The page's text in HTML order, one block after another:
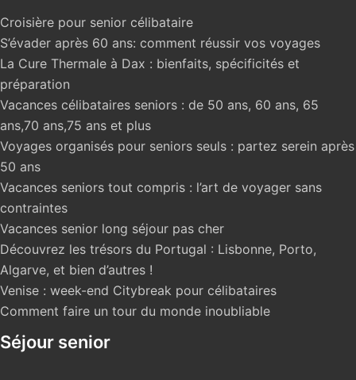
Croisière pour senior célibataire
S’évader après 60 ans: comment réussir vos voyages
La Cure Thermale à Dax : bienfaits, spécificités et
préparation
Vacances célibataires seniors : de 50 ans, 60 ans, 65
ans,70 ans,75 ans et plus
Voyages organisés pour seniors seuls : partez serein après
50 ans
Vacances seniors tout compris : l’art de voyager sans
contraintes
Vacances senior long séjour pas cher
Découvrez les trésors du Portugal : Lisbonne, Porto,
Algarve, et bien d’autres !
Venise : week-end Citybreak pour célibataires
Comment faire un tour du monde inoubliable
Séjour senior